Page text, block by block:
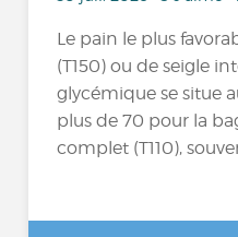
Le pain le plus
(T150) ou de seigle
glycémique se situe
plus de 70 pour la
complet (T110),